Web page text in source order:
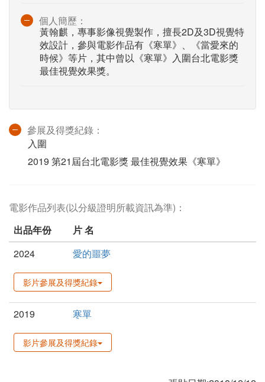
個人簡歷：
黃翰麒，專事影像視覺製作，擅長2D及3D視覺特
效設計，參與電影作品有《寒單》、《當愛來的
時候》等片，其中曾以《寒單》入圍台北電影獎
最佳視覺效果獎。
參展及得獎紀錄：
入圍
2019 第21屆台北電影獎 最佳視覺效果《寒單》
電影作品列表(以分級證明所載資訊為準)：
出品年份
片 名
2024
愛的噩夢
影片參展及得獎紀錄
2019 寒單
影片參展及得獎紀錄